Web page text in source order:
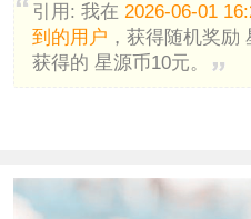
引用: 我在 2026-06-01
到的用户 ，获得随机奖
获得的 星源币10元。